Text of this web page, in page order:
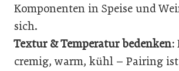
Komponenten in Speise und
sich.
Textur & Temperatur bedenken:
cremig, warm, kühl – Pairing ist